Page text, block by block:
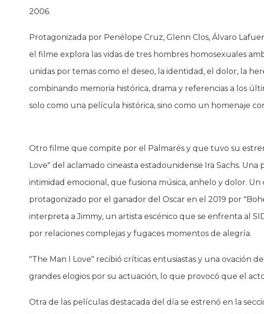
2006.
Protagonizada por Penélope Cruz, Glenn Clos, Álvaro
el filme explora las vidas de tres hombres homosexuales
unidas por temas como el deseo, la identidad, el dolor, la
combinando memoria histórica, drama y referencias a los
solo como una película histórica, sino como un homenaje
Otro filme que compite por el Palmarés y que tuvo su
Love" del aclamado cineasta estadounidense Ira Sachs.
intimidad emocional, que fusiona música, anhelo y dolor.
protagonizado por el ganador del Oscar en el 2019 por
interpreta a Jimmy, un artista escénico que se enfrenta al
por relaciones complejas y fugaces momentos de alegría.
"The Man I Love" recibió críticas entusiastas y una ovación
grandes elogios por su actuación, lo que provocó que el
Otra de las películas destacada del día se estrenó en la